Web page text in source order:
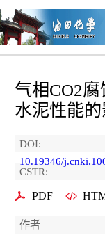
气相CO2腐
水泥性能
DOI:
10.19346/
CSTR:
PDF
作者